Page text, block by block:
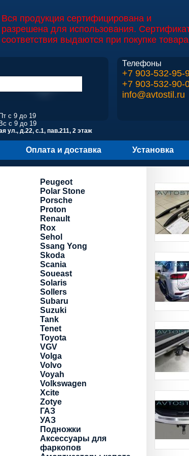
Вся продукция сертифицирована и
разрешена для использования.
соответствия выдаются при покупке
Телефоны
+7 903-532-95-
+7 903-532-90-
info@avtostil.ru
с 9 до 19
с 9 до 19
ул., д.22, с.1, пав.211, 2 этаж
Оплата и доставка Установка
Peugeot
Polar Stone
Porsche
Proton
Renault
Rox
Sehol
Ssang Yong
Skoda
Scania
Soueast
Solaris
Sollers
Subaru
Suzuki
Tank
Tenet
Toyota
VGV
Volga
Volvo
Voyah
Volkswagen
Xcite
Zotye
ГАЗ
УАЗ
Подножки
Аксессуары для
фаркопов